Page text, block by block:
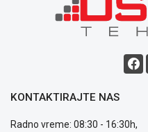
KONTAKTIRAJTE NAS
Radno vreme: 08:30 - 16:30h,